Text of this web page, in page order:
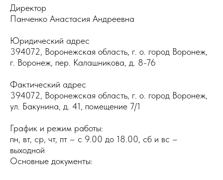
Директор
Панченко Анастасия Андреевна
Юридический адрес
394072, Воронежская область, г. о. город Воронеж,
г. Воронеж, пер. Калашникова, д. 8-76
Фактический адрес
394072, Воронежская область, г. о. город Воронеж,
ул. Бакунина, д. 41, помещение 7/1
График и режим работы:
пн, вт, ср, чт, пт – с 9.00 до 18.00, сб и вс –
выходной
Основные документы: